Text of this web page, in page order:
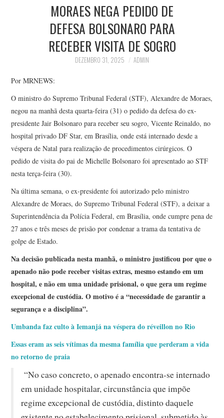
ESPORTES
NOTÍCIAS
MORAES NEGA PEDIDO DE
DEFESA BOLSONARO PARA
RECEBER VISITA DE SOGRO
DEZEMBRO 31, 2025 ADMIN
Por MRNEWS:
O ministro do Supremo Tribunal Federal (STF), Alexandre de Moraes,
negou na manhã desta quarta-feira (31) o pedido da defesa do ex-
presidente Jair Bolsonaro para receber seu sogro, Vicente Reinaldo, no
hospital privado DF Star, em Brasília, onde está internado desde a
véspera de Natal para realização de procedimentos cirúrgicos. O
pedido de visita do pai de Michelle Bolsonaro foi apresentado ao STF
nesta terça-feira (30).
Na última semana, o ex-presidente foi autorizado pelo ministro
Alexandre de Moraes, do Supremo Tribunal Federal (STF), a deixar a
Superintendência da Polícia Federal, em Brasília, onde cumpre pena de
27 anos e três meses de prisão por condenar a trama da tentativa de
golpe de Estado.
Na decisão publicada nesta manhã, o ministro justificou por que o
apenado não pode receber visitas extras, mesmo estando em um
hospital, e não em uma unidade prisional, o que gera um regime
excepcional de custódia. O motivo é a “necessidade de garantir a
segurança e a disciplina”.
Umbanda faz culto à Iemanjá na véspera do réveillon no Rio
Essas eram as seis vítimas da mesma família que perderam a vida
no retorno de praia
“No caso concreto, o apenado encontra-se internado
em unidade hospitalar, circunstância que impõe
regime excepcional de custódia, distinto daquele